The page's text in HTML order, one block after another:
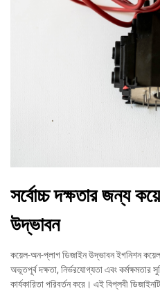
সর্বোচ্চ দক্ষতার জন্য
উদ্ভাবন
কয়েল-অন-প্লাগ ডিজাইন উদ্ভাবন ইগনিশন কয়েল
অভূতপূর্ব দক্ষতা, নির্ভরযোগ্যতা এবং কর্মক্ষমতার
কার্যকারিতা পরিবর্তন করে। এই বিপ্লবী